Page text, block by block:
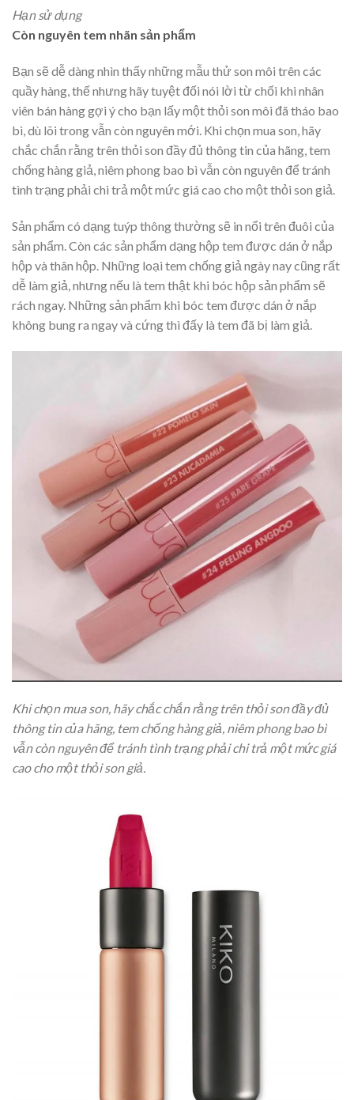
Hạn sử dụng
Còn nguyên tem nhãn sản phẩm
Bạn sẽ dễ dàng nhìn thấy những mẫu thử son môi trên các
quầy hàng, thế nhưng hãy tuyệt đối nói lời từ chối khi nhân
viên bán hàng gợi ý cho bạn lấy một thỏi son môi đã tháo bao
bì, dù lõi trong vẫn còn nguyên mới. Khi chọn mua son, hãy
chắc chắn rằng trên thỏi son đầy đủ thông tin của hãng, tem
chống hàng giả, niêm phong bao bì vẫn còn nguyên để tránh
tình trạng phải chi trả một mức giá cao cho một thỏi son giả.
Sản phẩm có dạng tuýp thông thường sẽ in nổi trên đuôi của
sản phẩm. Còn các sản phẩm dạng hộp tem được dán ở nắp
hộp và thân hộp. Những loại tem chống giả ngày nay cũng rất
dễ làm giả, nhưng nếu là tem thật khi bóc hộp sản phẩm sẽ
rách ngay. Những sản phẩm khi bóc tem được dán ở nắp
không bung ra ngay và cứng thì đấy là tem đã bị làm giả.
Khi chọn mua son, hãy chắc chắn rằng trên thỏi son đầy đủ
thông tin của hãng, tem chống hàng giả, niêm phong bao bì
vẫn còn nguyên để tránh tình trạng phải chi trả một mức giá
cao cho một thỏi son giả.